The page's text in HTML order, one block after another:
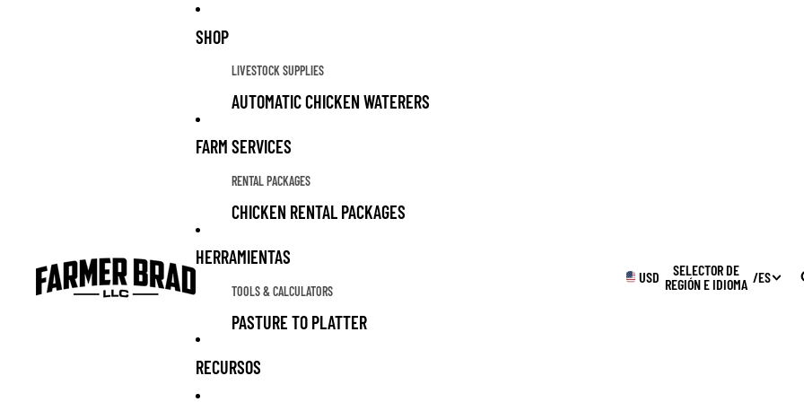
SHOP
LIVESTOCK SUPPLIES
AUTOMATIC CHICKEN WATERERS
COOPS & RUNS
CHICKEN TREATS
ALL PRODUCTS
LIVESTOCK SUPPLIES FOR WINTER
FARM SERVICES
RENTAL PACKAGES
CHICKEN RENTAL PACKAGES
CHICKEN TRACTOR RENTAL
GRAZING FOR SOLAR PARK
HERRAMIENTAS
TOOLS & CALCULATORS
PASTURE TO PLATTER
PREDATOR CHECK
RECURSOS
USD
SELECTOR DE
REGIÓN E IDIOMA /ES